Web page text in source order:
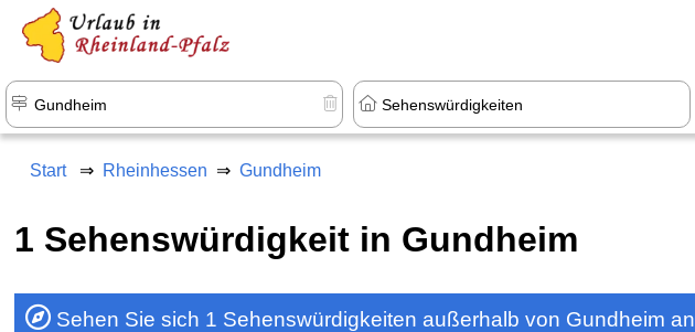
Start Rheinhessen Gundheim
1 Sehenswürdigkeit in Gundheim
Sehen Sie sich 1 Sehenswürdigkeiten außerhalb von Gundheim an